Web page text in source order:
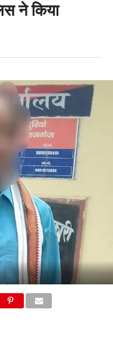
ने किया